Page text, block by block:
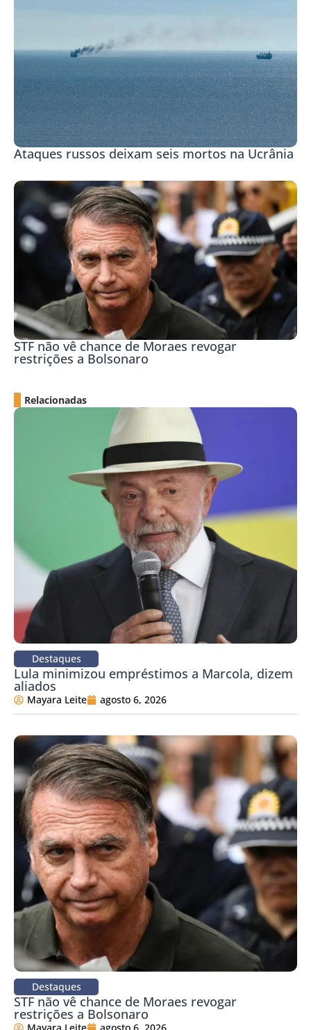
Ataques russos deixam seis mortos na Ucrânia
STF não vê chance de Moraes revogar
restrições a Bolsonaro
Relacionadas
Destaques
Lula minimizou empréstimos a Marcola, dizem
aliados
Mayara Leite agosto 6, 2026
Destaques
STF não vê chance de Moraes revogar
restrições a Bolsonaro